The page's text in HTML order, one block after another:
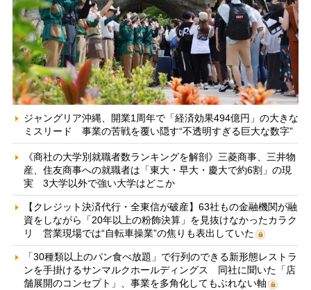
ジャングリア沖縄、開業1周年で「経済効果494億円」の大きな
ミスリード 事業の苦戦を覆い隠す“不透明すぎる巨大な数字”
《商社の大学別就職者数ランキングを解剖》三菱商事、三井物
産、住友商事への就職者は「東大・早大・慶大で約6割」の現
実 3大学以外で強い大学はどこか
【クレジット決済代行・全東信が破産】63社もの金融機関が融
資をしながら「20年以上の粉飾決算」を見抜けなかったカラク
リ 営業現場では“自転車操業”の焦りも表出していた
「30種類以上のパン食べ放題」で行列のできる新形態レストラ
ンを手掛けるサンマルクホールディングス 同社に聞いた「店
舗展開のコンセプト」、事業を多角化してもぶれない軸